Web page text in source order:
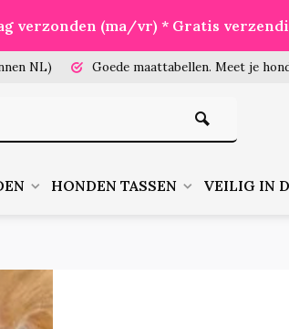
verzonden (ma/vr) * Gratis
NL) Goede maattabellen. Meet je
HONDEN TASSEN VEILIG IN